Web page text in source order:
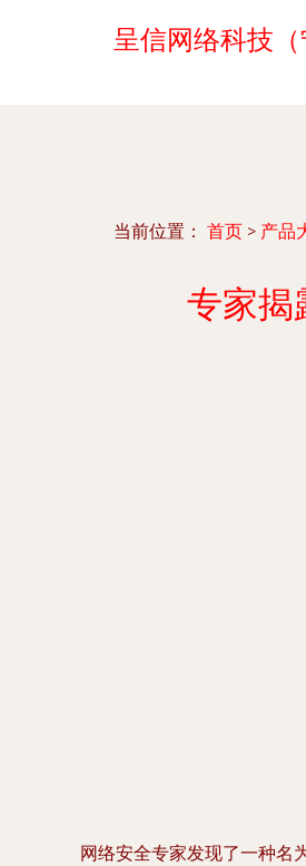
呈信网络科技
当前位置： 首页 > 产品
专家揭
网络安全专家发现了一种名